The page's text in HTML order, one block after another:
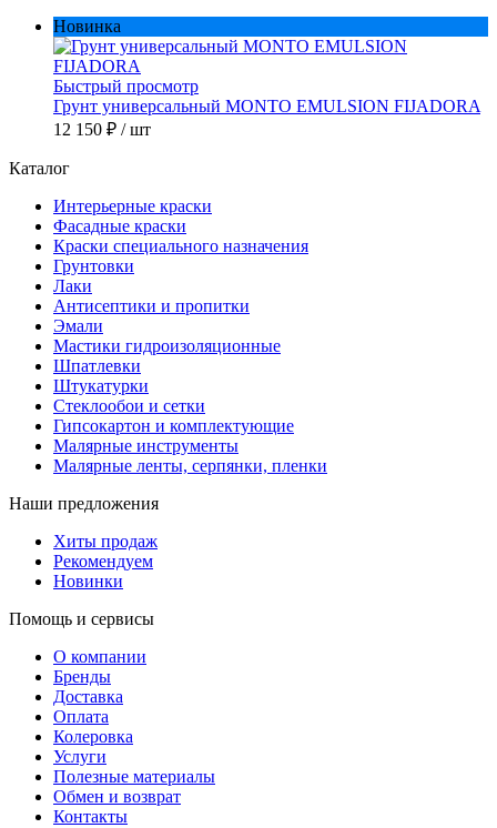
Новинка
Быстрый просмотр
Грунт универсальный MONTO EMULSION FIJADORA
12 150 ₽ / шт
Каталог
Интерьерные краски
Фасадные краски
Краски специального назначения
Грунтовки
Лаки
Антисептики и пропитки
Эмали
Мастики гидроизоляционные
Шпатлевки
Штукатурки
Стеклообои и сетки
Гипсокартон и комплектующие
Малярные инструменты
Малярные ленты, серпянки, пленки
Наши предложения
Хиты продаж
Рекомендуем
Новинки
Помощь и сервисы
О компании
Бренды
Доставка
Оплата
Колеровка
Услуги
Полезные материалы
Обмен и возврат
Контакты